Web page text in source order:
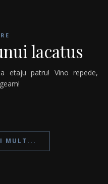
lacatus
MULT...